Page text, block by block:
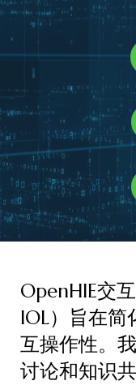
OpenHIE交
IOL）旨在简
互操作性。
讨论和知识